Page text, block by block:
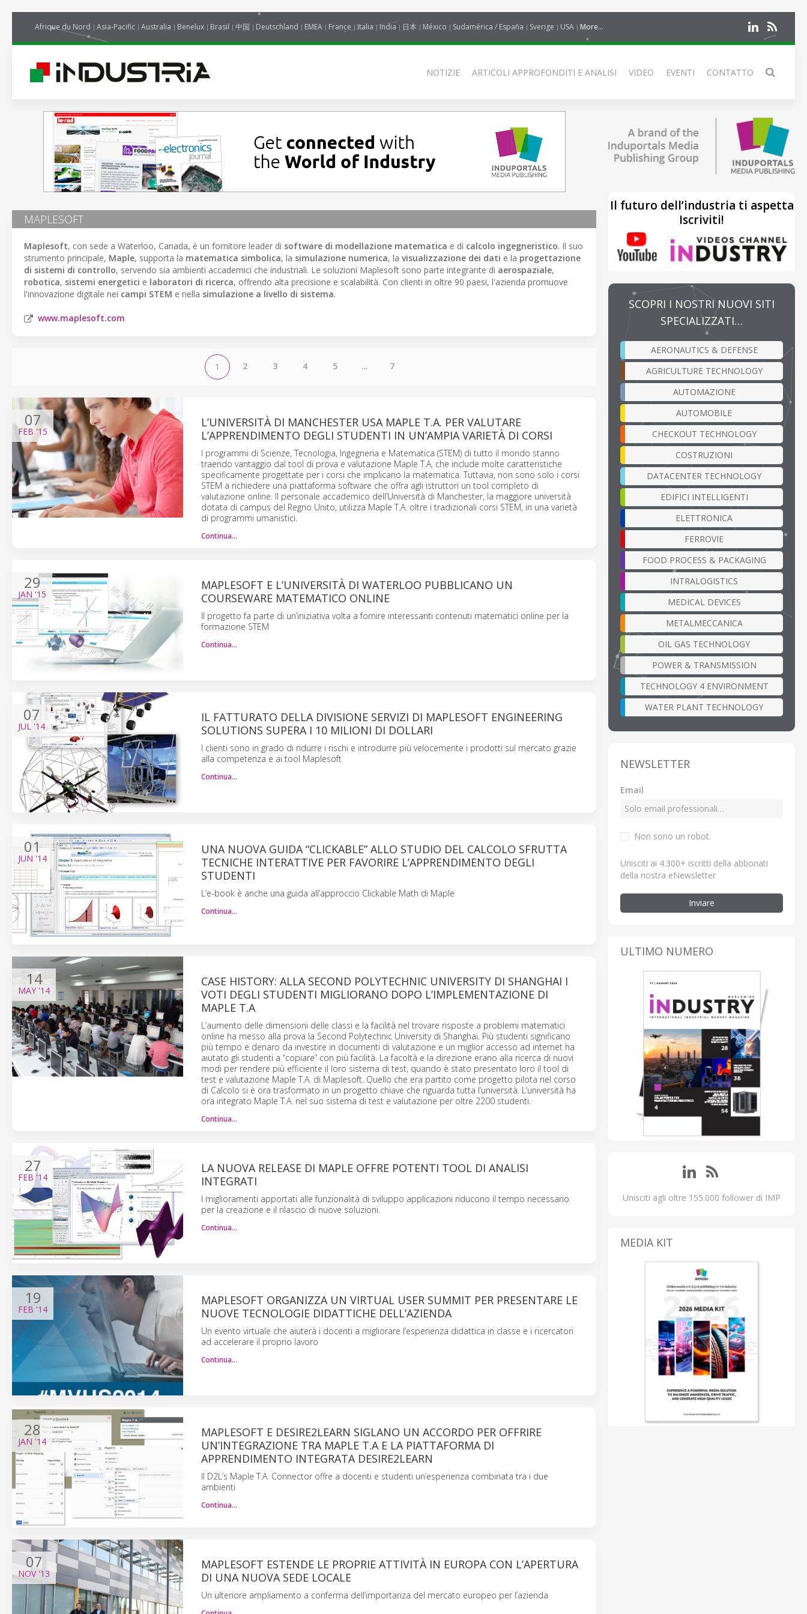
Afrique du Nord Asia-Pacific Australia Benelux Brasil 中国 Deutschland EMEA France Italia India 日本 México Sudamérica / España Sverige USA More...
NOTIZIE ARTICOLI APPROFONDITI E ANALISI VIDEO EVENTI CONTATTO
MAPLESOFT
Maplesoft, con sede a Waterloo, Canada, è un fornitore leader di software di modellazione matematica e di calcolo ingegneristico. Il suo
strumento principale, Maple, supporta la matematica simbolica, la simulazione numerica, la visualizzazione dei dati e la progettazione
di sistemi di controllo, servendo sia ambienti accademici che industriali. Le soluzioni Maplesoft sono parte integrante di aerospaziale,
robotica, sistemi energetici e laboratori di ricerca, offrendo alta precisione e scalabilità. Con clienti in oltre 90 paesi, l'azienda promuove
l'innovazione digitale nei campi STEM e nella simulazione a livello di sistema.
www.maplesoft.com
1 2 3 4 5 ... 7
07
FEB '15
L’UNIVERSITÀ DI MANCHESTER USA MAPLE T.A. PER VALUTARE
L’APPRENDIMENTO DEGLI STUDENTI IN UN’AMPIA VARIETÀ DI CORSI
I programmi di Scienze, Tecnologia, Ingegneria e Matematica (STEM) di tutto il mondo stanno
traendo vantaggio dal tool di prova e valutazione Maple T.A, che include molte caratteristiche
specificamente progettate per i corsi che implicano la matematica. Tuttavia, non sono solo i corsi
STEM a richiedere una piattaforma software che offra agli istruttori un tool completo di
valutazione online. Il personale accademico dell’Università di Manchester, la maggiore università
dotata di campus del Regno Unito, utilizza Maple T.A. oltre i tradizionali corsi STEM, in una varietà
di programmi umanistici.
Continua…
29
JAN '15
MAPLESOFT E L’UNIVERSITÀ DI WATERLOO PUBBLICANO UN
COURSEWARE MATEMATICO ONLINE
Il progetto fa parte di un’iniziativa volta a fornire interessanti contenuti matematici online per la
formazione STEM
Continua…
07
JUL '14
IL FATTURATO DELLA DIVISIONE SERVIZI DI MAPLESOFT ENGINEERING
SOLUTIONS SUPERA I 10 MILIONI DI DOLLARI
I clienti sono in grado di ridurre i rischi e introdurre più velocemente i prodotti sul mercato grazie
alla competenza e ai tool Maplesoft
Continua…
01
JUN '14
UNA NUOVA GUIDA “CLICKABLE” ALLO STUDIO DEL CALCOLO SFRUTTA
TECNICHE INTERATTIVE PER FAVORIRE L’APPRENDIMENTO DEGLI
STUDENTI
L’e-book è anche una guida all’approccio Clickable Math di Maple
Continua…
14
MAY '14
CASE HISTORY: ALLA SECOND POLYTECHNIC UNIVERSITY DI SHANGHAI I
VOTI DEGLI STUDENTI MIGLIORANO DOPO L’IMPLEMENTAZIONE DI
MAPLE T.A
L’aumento delle dimensioni delle classi e la facilità nel trovare risposte a problemi matematici
online ha messo alla prova la Second Polytechnic University di Shanghai. Più studenti significano
più tempo e denaro da investire in documenti di valutazione e un miglior accesso ad internet ha
aiutato gli studenti a “copiare” con più facilità. La facoltà e la direzione erano alla ricerca di nuovi
modi per rendere più efficiente il loro sistema di test, quando è stato presentato loro il tool di
test e valutazione Maple T.A. di Maplesoft. Quello che era partito come progetto pilota nel corso
di Calcolo si è ora trasformato in un progetto chiave che riguarda tutta l’università. L’università ha
ora integrato Maple T.A. nel suo sistema di test e valutazione per oltre 2200 studenti.
Continua…
27
FEB'14
LA NUOVA RELEASE DI MAPLE OFFRE POTENTI TOOL DI ANALISI
INTEGRATI
I miglioramenti apportati alle funzionalità di sviluppo applicazioni riducono il tempo necessario
per la creazione e il rilascio di nuove soluzioni.
Continua…
19
FEB '14
MAPLESOFT ORGANIZZA UN VIRTUAL USER SUMMIT PER PRESENTARE LE
NUOVE TECNOLOGIE DIDATTICHE DELL’AZIENDA
Un evento virtuale che aiuterà i docenti a migliorare l’esperienza didattica in classe e i ricercatori
ad accelerare il proprio lavoro
Continua…
28
JAN '14
MAPLESOFT E DESIRE2LEARN SIGLANO UN ACCORDO PER OFFRIRE
UN’INTEGRAZIONE TRA MAPLE T.A E LA PIATTAFORMA DI
APPRENDIMENTO INTEGRATA DESIRE2LEARN
Il D2L’s Maple T.A. Connector offre a docenti e studenti un’esperienza combinata tra i due
ambienti
Continua…
07
NOV'13
MAPLESOFT ESTENDE LE PROPRIE ATTIVITÀ IN EUROPA CON L’APERTURA
DI UNA NUOVA SEDE LOCALE
Un ulteriore ampliamento a conferma dell’importanza del mercato europeo per l’azienda
Il futuro dell’industria ti aspetta
Iscriviti!
SCOPRI I NOSTRI NUOVI SITI
SPECIALIZZATI…
AERONAUTICS & DEFENSE
AGRICULTURE TECHNOLOGY
AUTOMAZIONE
AUTOMOBILE
CHECKOUT TECHNOLOGY
COSTRUZIONI
DATACENTER TECHNOLOGY
EDIFICI INTELLIGENTI
ELETTRONICA
FERROVIE
FOOD PROCESS & PACKAGING
INTRALOGISTICS
MEDICAL DEVICES
METALMECCANICA
OIL GAS TECHNOLOGY
POWER & TRANSMISSION
TECHNOLOGY 4 ENVIRONMENT
WATER PLANT TECHNOLOGY
NEWSLETTER
Email
Non sono un robot.
Unisciti ai 4.300+ iscritti della abbonati
della nostra eNewsletter
Inviare
ULTIMO NUMERO
Unisciti agli oltre 155.000 follower di IMP
MEDIA KIT